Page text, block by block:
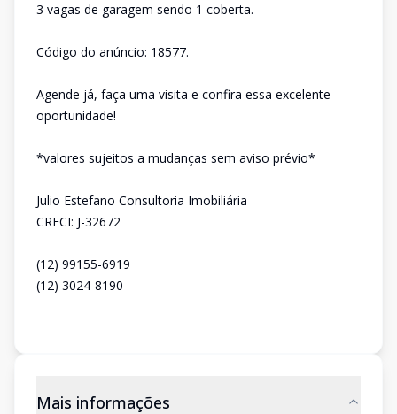
3 vagas de garagem sendo 1 coberta.
Código do anúncio: 18577.
Agende já, faça uma visita e confira essa excelente
oportunidade!
*valores sujeitos a mudanças sem aviso prévio*
Julio Estefano Consultoria Imobiliária
CRECI: J-32672
(12) 99155-6919
(12) 3024-8190
Mais informações